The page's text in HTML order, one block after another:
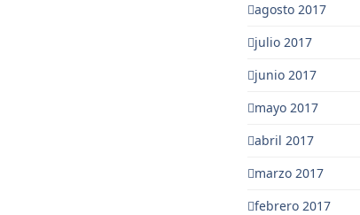
agosto 2017
julio 2017
junio 2017
mayo 2017
abril 2017
marzo 2017
febrero 2017